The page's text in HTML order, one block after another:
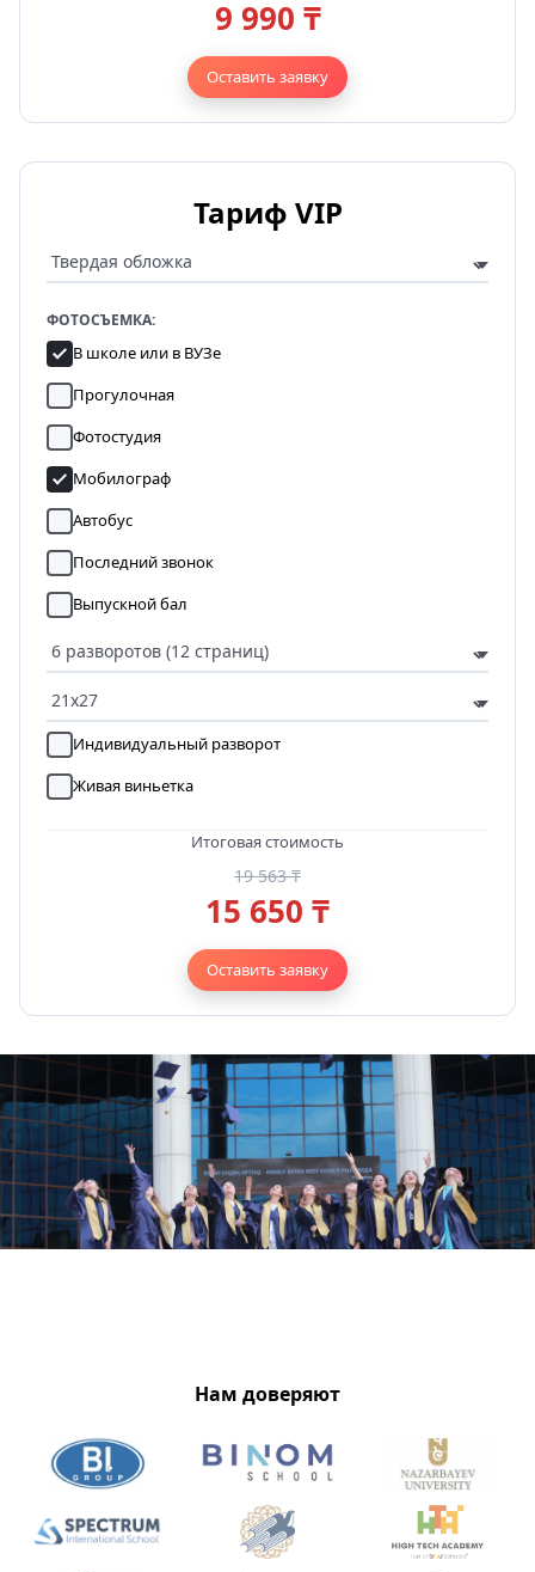
9 990 ₸
Оставить заявку
Тариф VIP
ФОТОСЪЕМКА:
В школе или в ВУЗе
Прогулочная
Фотостудия
Мобилограф
Автобус
Последний звонок
Выпускной бал
Индивидуальный разворот
Живая виньетка
Итоговая стоимость
19 563 ₸
15 650 ₸
Оставить заявку
Нам доверяют